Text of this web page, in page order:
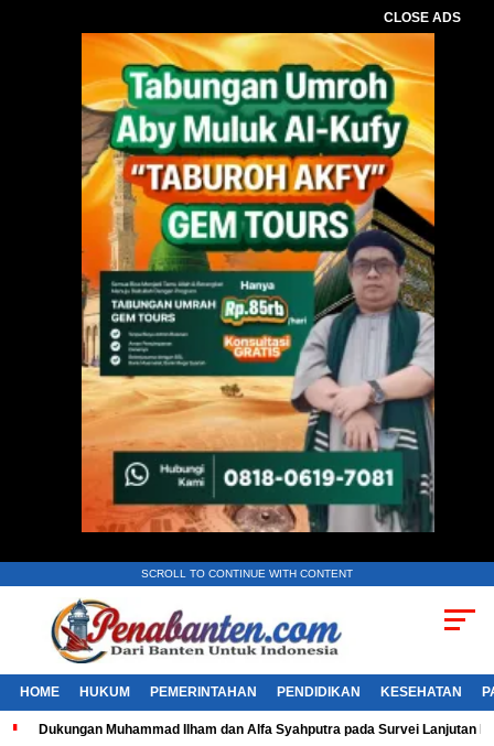
CLOSE ADS
SCROLL TO CONTINUE WITH CONTENT
HOME HUKUM PEMERINTAHAN PENDIDIKAN KESEHATAN
Dukungan Muhammad Ilham dan Alfa Syahputra pada Survei Lanjutan